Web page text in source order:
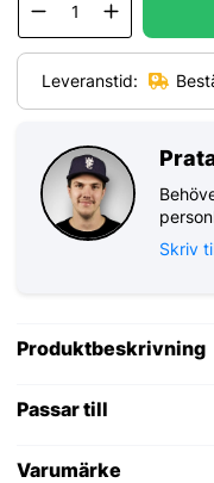
Leveranstid:
Skriv
Produktbeskrivning
Passar till
Varumärke